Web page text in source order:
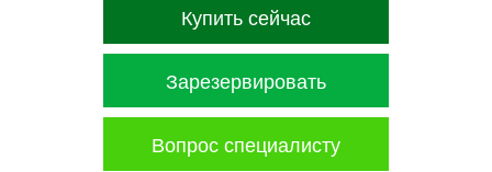
Купить сейчас
Зарезервировать
Вопрос специалисту